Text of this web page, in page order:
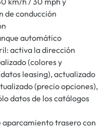
de conducción
automático
activa la dirección
(colores y
leasing), actualizado
(precio opciones),
datos de los catálogos
aparcamiento trasero con